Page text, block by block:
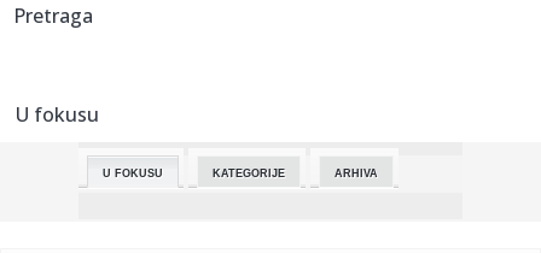
reakcije jutj...
00:00:
23:57:
POGLEDAJTE KAKO JE ZVEZDA OSVOJILA ŠESTU VEZANU
Pretraga
U fokusu
U FOKUSU KATEGORIJE ARHIVA